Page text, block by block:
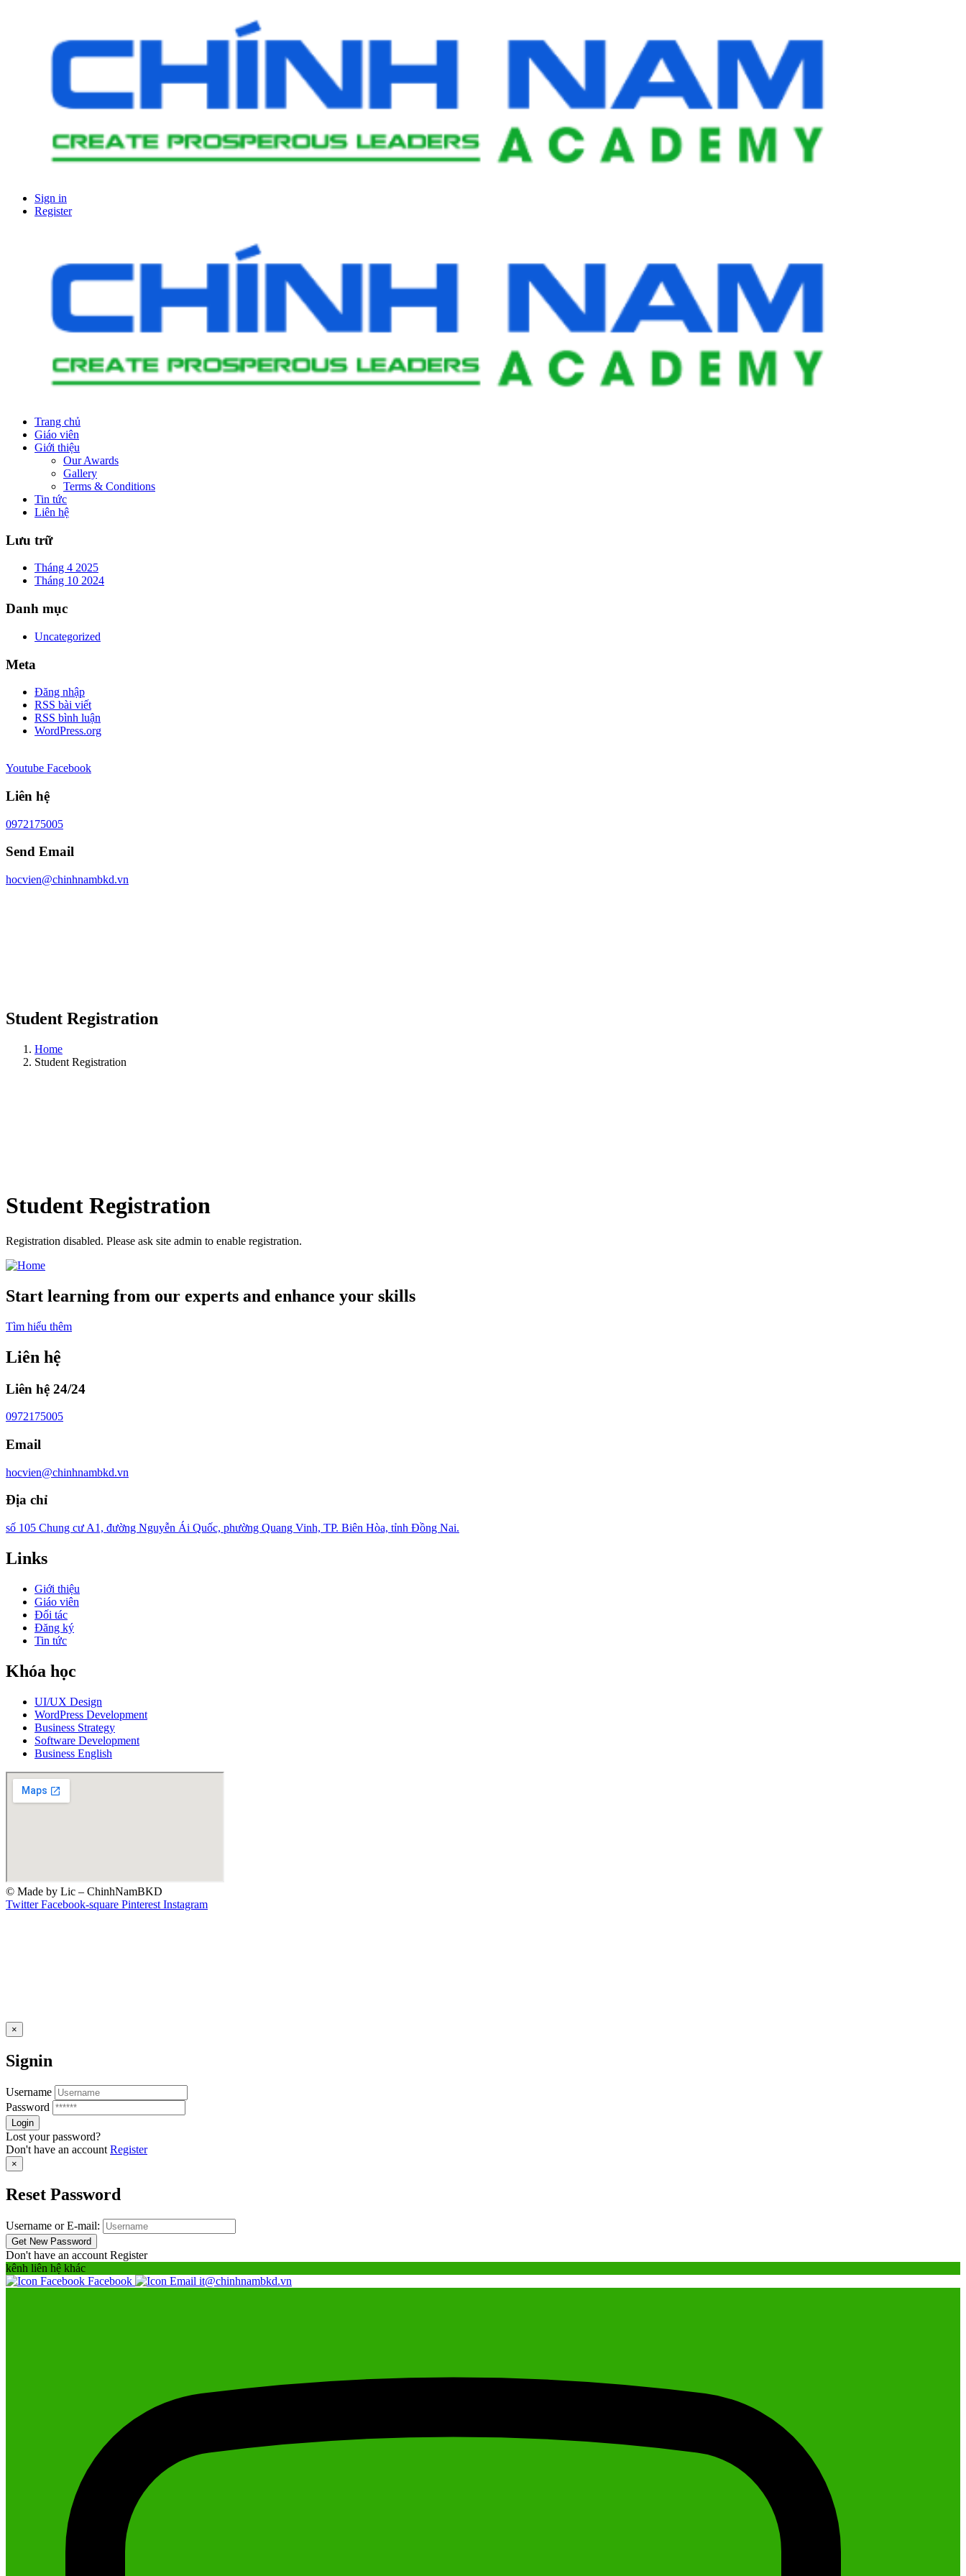
Sign in
Register
Trang chủ
Giáo viên
Giới thiệu
Our Awards
Gallery
Terms & Conditions
Tin tức
Liên hệ
Lưu trữ
Tháng 4 2025
Tháng 10 2024
Danh mục
Uncategorized
Meta
Đăng nhập
RSS bài viết
RSS bình luận
WordPress.org
Youtube Facebook
Liên hệ
0972175005
Send Email
hocvien@chinhnambkd.vn
Student Registration
Home
Student Registration
Student Registration
Registration disabled. Please ask site admin to enable registration.
Start learning from our experts and enhance your skills
Tìm hiểu thêm
Liên hệ
Liên hệ 24/24
0972175005
Email
hocvien@chinhnambkd.vn
Địa chỉ
số 105 Chung cư A1, đường Nguyễn Ái Quốc, phường Quang Vinh, TP. Biên Hòa, tỉnh Đồng Nai.
Links
Giới thiệu
Giáo viên
Đối tác
Đăng ký
Tin tức
Khóa học
UI/UX Design
WordPress Development
Business Strategy
Software Development
Business English
© Made by Lic – ChinhNamBKD
Twitter Facebook-square Pinterest Instagram
×
Signin
Username
Password
Lost your password?
Don't have an account Register
×
Reset Password
Username or E-mail:
Don't have an account Register
kênh liên hệ khác
Facebook
it@chinhnambkd.vn